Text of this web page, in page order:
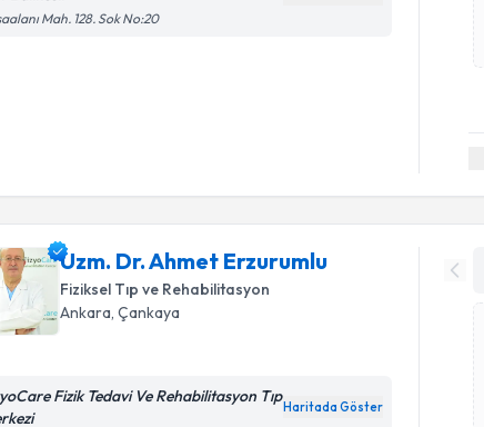
Mah. 128. Sok No:20
Uzm. Dr. Ahmet Erzurumlu
Fiziksel Tıp ve Rehabilitasyon
Ankara,Çankaya
Fizik Tedavi Ve Rehabilitasyon Tıp
Haritada Göster